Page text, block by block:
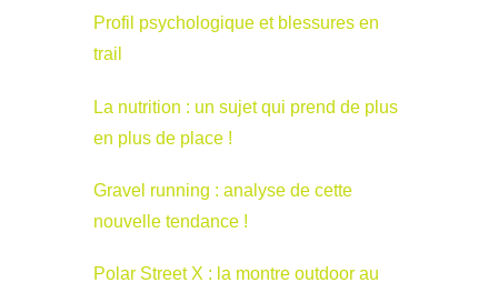
Profil psychologique et blessures en
trail
La nutrition : un sujet qui prend de plus
en plus de place !
Gravel running : analyse de cette
nouvelle tendance !
Polar Street X : la montre outdoor au